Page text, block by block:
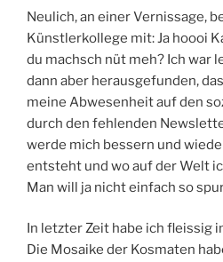
Neulich, an einer Vernissage,
Künstlerkollege mit: Ja hoooi
du machsch nüt meh? Ich war
dann aber herausgefunden,
meine Abwesenheit auf den
durch den fehlenden
werde mich bessern und
entsteht und wo auf der Welt
Man will ja nicht einfach so
In letzter Zeit habe ich fleissig
Die Mosaike der Kosmaten